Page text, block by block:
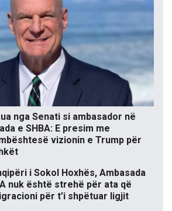
nga Senati si ambasador në
e SHBA: E presim me
vizionin e Trump për
i Sokol Hoxhës, Ambasada
nuk është strehë për ata që
për t’i shpëtuar ligjit